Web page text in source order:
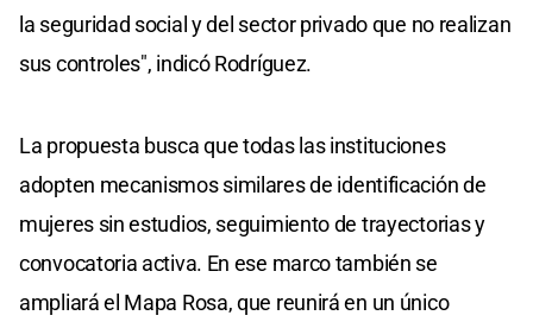
la seguridad social y del sector privado que no realizan
sus controles", indicó Rodríguez.
La propuesta busca que todas las instituciones
adopten mecanismos similares de identificación de
mujeres sin estudios, seguimiento de trayectorias y
convocatoria activa. En ese marco también se
ampliará el Mapa Rosa, que reunirá en un único